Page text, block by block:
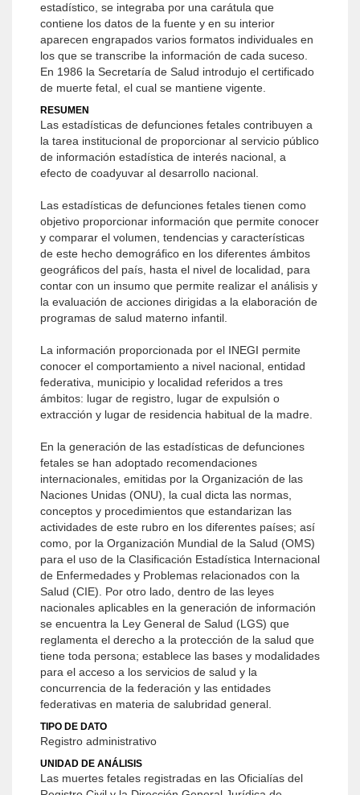
estadístico, se integraba por una carátula que
contiene los datos de la fuente y en su interior
aparecen engrapados varios formatos individuales en
los que se transcribe la información de cada suceso.
En 1986 la Secretaría de Salud introdujo el certificado
de muerte fetal, el cual se mantiene vigente.
RESUMEN
Las estadísticas de defunciones fetales contribuyen a
la tarea institucional de proporcionar al servicio público
de información estadística de interés nacional, a
efecto de coadyuvar al desarrollo nacional.
Las estadísticas de defunciones fetales tienen como
objetivo proporcionar información que permite conocer
y comparar el volumen, tendencias y características
de este hecho demográfico en los diferentes ámbitos
geográficos del país, hasta el nivel de localidad, para
contar con un insumo que permite realizar el análisis y
la evaluación de acciones dirigidas a la elaboración de
programas de salud materno infantil.
La información proporcionada por el INEGI permite
conocer el comportamiento a nivel nacional, entidad
federativa, municipio y localidad referidos a tres
ámbitos: lugar de registro, lugar de expulsión o
extracción y lugar de residencia habitual de la madre.
En la generación de las estadísticas de defunciones
fetales se han adoptado recomendaciones
internacionales, emitidas por la Organización de las
Naciones Unidas (ONU), la cual dicta las normas,
conceptos y procedimientos que estandarizan las
actividades de este rubro en los diferentes países; así
como, por la Organización Mundial de la Salud (OMS)
para el uso de la Clasificación Estadística Internacional
de Enfermedades y Problemas relacionados con la
Salud (CIE). Por otro lado, dentro de las leyes
nacionales aplicables en la generación de información
se encuentra la Ley General de Salud (LGS) que
reglamenta el derecho a la protección de la salud que
tiene toda persona; establece las bases y modalidades
para el acceso a los servicios de salud y la
concurrencia de la federación y las entidades
federativas en materia de salubridad general.
TIPO DE DATO
Registro administrativo
UNIDAD DE ANÁLISIS
Las muertes fetales registradas en las Oficialías del